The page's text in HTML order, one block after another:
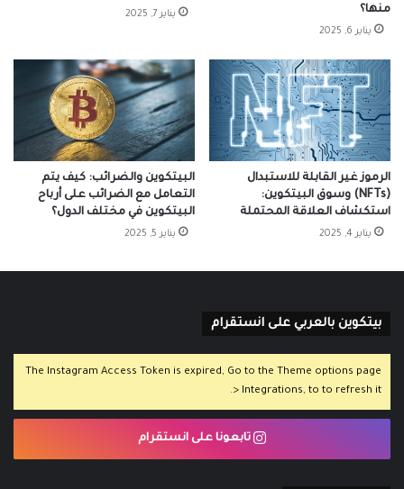
يناير 7, 2025
منها؟
يناير 6, 2025
البيتكوين والضرائب: كيف يتم
التعامل مع الضرائب على أرباح
البيتكوين في مختلف الدول؟
يناير 5, 2025
الرموز غير القابلة للاستبدال
(NFTs) وسوق البيتكوين:
استكشاف العلاقة المحتملة
يناير 4, 2025
بيتكوين بالعربي على انستقرام
The Instagram Access Token is expired, Go to the Theme options page
> Integrations, to to refresh it.
تابعونا على انستقرام